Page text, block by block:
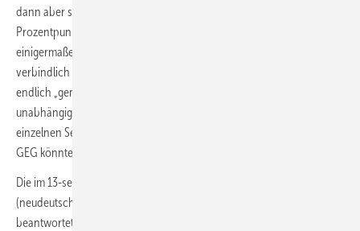
dann aber spätestens ab 2025 im Fünfjahrestakt um jeweils 10
Prozentpunkte angehoben werden, um frühestens ab 2040
einigermaßen klimaneutral zu werden. Einfacher wäre es, ein
verbindlich zu vereinbarendes CO
endlich „gemeinsam“ festzulegen, und dieses jährlich durch einen
unabhängigen Expertenrat zu überprüfen, wie es seit 2020 für die
einzelnen Sektoren erfolgt. Ein auf dieser Basis neu ausformuliertes
GEG könnte drastisch vereinfacht werden.
Die im 13-seitigen Papier von BMWK und BMWSB an alle Beteiligten
(neudeutsch Stakeholder) gestellten Fragen könnten dann wie folgt
beantwortet werden: